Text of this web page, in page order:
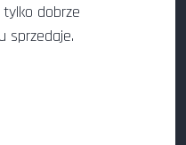
dobrze
sprzedaje.